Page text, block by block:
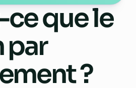
ce que le
par
?